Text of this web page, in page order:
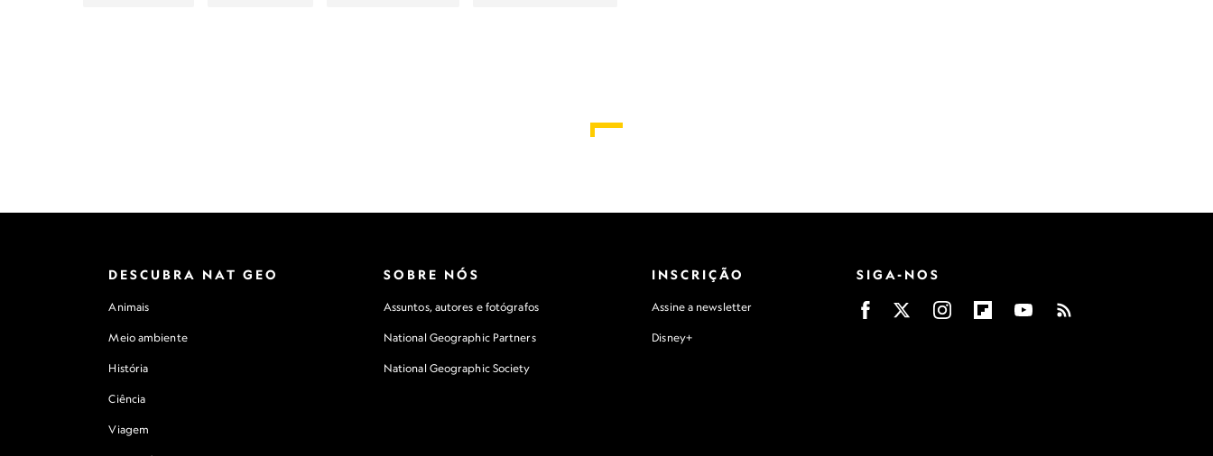
DESCUBRA NAT GEO
Animais
Meio ambiente
História
Ciência
Viagem
SOBRE NÓS
Assuntos, autores e fotógrafos
National Geographic Partners
National Geographic Society
INSCRIÇÃO
Assine a newsletter
Disney+
SIGA-NOS